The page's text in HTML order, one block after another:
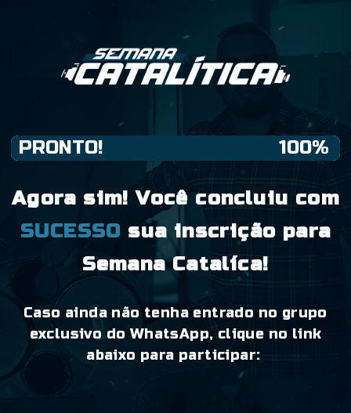
PRONTO! 100%
Agora sim! Você concluiu com
SUCESSO sua inscrição para
Semana Catalíca!
Caso ainda não tenha entrado no grupo
exclusivo do WhatsApp, clique no link
abaixo para participar: